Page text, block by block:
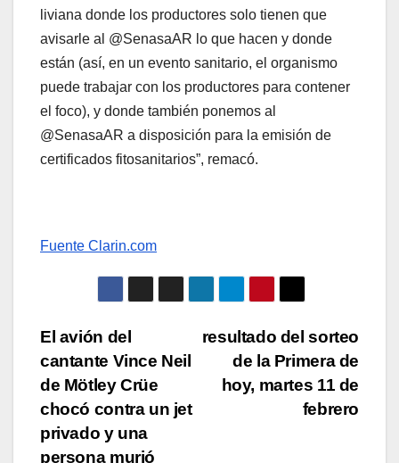
liviana donde los productores solo tienen que
avisarle al @SenasaAR lo que hacen y donde
están (así, en un evento sanitario, el organismo
puede trabajar con los productores para contener
el foco), y donde también ponemos al
@SenasaAR a disposición para la emisión de
certificados fitosanitarios”, remacó.
Fuente Clarin.com
Navegación
de
entradas
resultado del sorteo
de la Primera de
hoy, martes 11 de
febrero
El avión del
cantante Vince Neil
de Mötley Crüe
chocó contra un jet
privado y una
persona murió